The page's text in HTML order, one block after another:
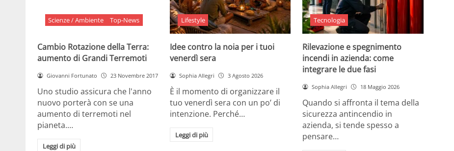
Scienze / Ambiente Top-News
Cambio Rotazione della Terra:
aumento di Grandi Terremoti
Giovanni Fortunato 23 Novembre 2017
Uno studio assicura che l'anno
nuovo porterà con se una
aumento di terremoti nel
pianeta.…
Leggi di più
Lifestyle
Idee contro la noia per i tuoi
venerdì sera
Sophia Allegri 3 Agosto 2026
È il momento di organizzare il
tuo venerdì sera con un po’ di
intenzione. Perché…
Leggi di più
Tecnologia
Rilevazione e spegnimento
incendi in azienda: come
integrare le due fasi
Sophia Allegri 18 Maggio 2026
Quando si affronta il tema della
sicurezza antincendio in
azienda, si tende spesso a
pensare…